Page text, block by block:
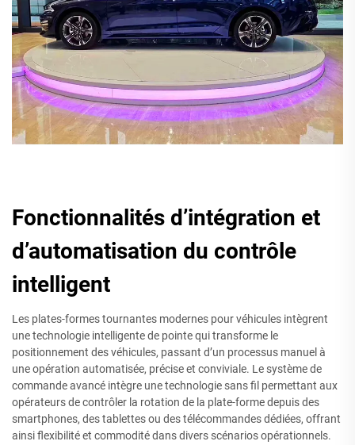
Fonctionnalités d’intégration et
d’automatisation du contrôle
intelligent
Les plates-formes tournantes modernes pour véhicules intègrent
une technologie intelligente de pointe qui transforme le
positionnement des véhicules, passant d’un processus manuel à
une opération automatisée, précise et conviviale. Le système de
commande avancé intègre une technologie sans fil permettant aux
opérateurs de contrôler la rotation de la plate-forme depuis des
smartphones, des tablettes ou des télécommandes dédiées, offrant
ainsi flexibilité et commodité dans divers scénarios opérationnels.